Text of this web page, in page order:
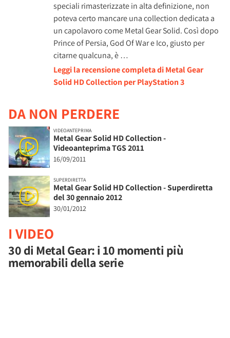
speciali rimasterizzate in alta definizione, non
poteva certo mancare una collection dedicata a
un capolavoro come Metal Gear Solid. Così dopo
Prince of Persia, God Of War e Ico, giusto per
citarne qualcuna, è …
Leggi la recensione completa di Metal Gear
Solid HD Collection per PlayStation 3
DA NON PERDERE
VIDEOANTEPRIMA
Metal Gear Solid HD Collection -
Videoanteprima TGS 2011
16/09/2011
SUPERDIRETTA
Metal Gear Solid HD Collection - Superdiretta
del 30 gennaio 2012
30/01/2012
I VIDEO
30 di Metal Gear: i 10 momenti più
memorabili della serie